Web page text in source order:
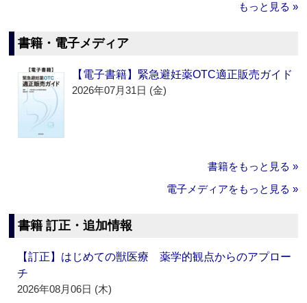
もっと見る »
書籍・電子メディア
【電子書籍】緊急避妊薬OTC適正販売ガイド
2026年07月31日 (金)
書籍をもっと見る »
電子メディアをもっと見る »
書籍 訂正・追加情報
【訂正】はじめての獣医療 薬学的観点からのアプロー
チ
2026年08月06日 (木)